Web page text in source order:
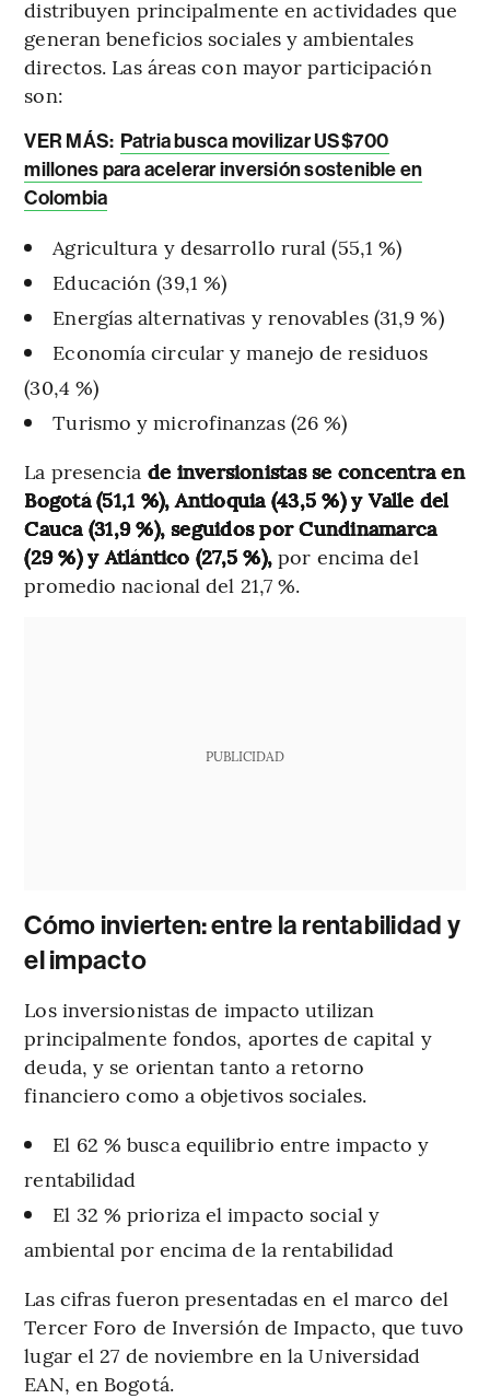
distribuyen principalmente en actividades que
generan beneficios sociales y ambientales
directos. Las áreas con mayor participación
son:
VER MÁS: Patria busca movilizar US$700
millones para acelerar inversión sostenible en
Colombia
Agricultura y desarrollo rural (55,1 %)
Educación (39,1 %)
Energías alternativas y renovables (31,9 %)
Economía circular y manejo de residuos
(30,4 %)
Turismo y microfinanzas (26 %)
La presencia de inversionistas se concentra en
Bogotá (51,1 %), Antioquia (43,5 %) y Valle del
Cauca (31,9 %), seguidos por Cundinamarca
(29 %) y Atlántico (27,5 %), por encima del
promedio nacional del 21,7 %.
PUBLICIDAD
Cómo invierten: entre la rentabilidad y
el impacto
Los inversionistas de impacto utilizan
principalmente fondos, aportes de capital y
deuda, y se orientan tanto a retorno
financiero como a objetivos sociales.
El 62 % busca equilibrio entre impacto y
rentabilidad
El 32 % prioriza el impacto social y
ambiental por encima de la rentabilidad
Las cifras fueron presentadas en el marco del
Tercer Foro de Inversión de Impacto, que tuvo
lugar el 27 de noviembre en la Universidad
EAN, en Bogotá.